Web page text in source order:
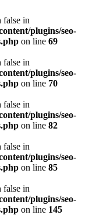
false in
plugins/seo-
on line 69
false in
plugins/seo-
on line 70
false in
plugins/seo-
on line 82
false in
plugins/seo-
on line 85
false in
plugins/seo-
on line 145